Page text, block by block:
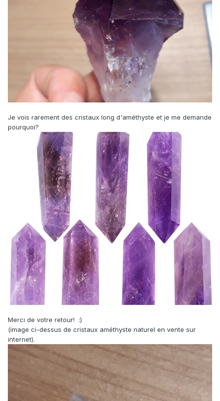
Je vois rarement des cristaux long d'améthyste et je me demande
pourquoi?
Merci de votre retour! :)
(image ci-dessus de cristaux améthyste naturel en vente sur
internet).